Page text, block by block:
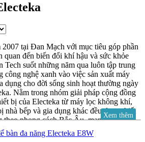
tại Đan Mạch với mục tiêu góp phần
quan đến biến đổi khí hậu và sức khỏe
Tech suốt những năm qua luôn tập trung
công nghệ xanh vào việc sản xuất máy
dụng cho đời sống sinh hoạt thường ngày
Nằm trong nhóm giải pháp cộng đồng
bị của Electeka từ máy lọc không khí,
nhà bếp và gia dụng khác đều được thiết
theo phong cách Bắc Âu, mang lại giá trị
sử dụng.
Xem thêm